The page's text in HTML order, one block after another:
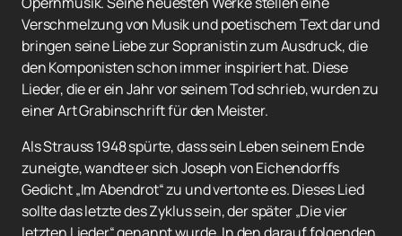
Verschmelzung von Musik und poetischem Text dar und
bringen seine Liebe zur Sopranistin zum Ausdruck, die
den Komponisten schon immer inspiriert hat. Diese
Lieder, die er ein Jahr vor seinem Tod schrieb, wurden zu
einer Art Grabinschrift für den Meister.
Als Strauss 1948 spürte, dass sein Leben seinem Ende
zuneigte, wandte er sich Joseph von Eichendorffs
Gedicht „Im Abendrot“ zu und vertonte es. Dieses Lied
sollte das letzte des Zyklus sein, der später „Die vier